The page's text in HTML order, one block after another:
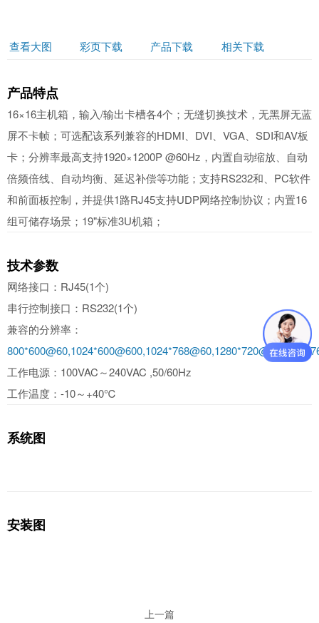
查看大图 彩页下载 产品下载 相关下载
产品特点
16×16主机箱，输入/输出卡槽各4个；无缝切换技术，无黑屏无蓝
屏不卡帧；可选配该系列兼容的HDMI、DVI、VGA、SDI和AV板
卡；分辨率最高支持1920×1200P @60Hz，内置自动缩放、自动
倍频倍线、自动均衡、延迟补偿等功能；支持RS232和、PC软件
和前面板控制，并提供1路RJ45支持UDP网络控制协议；内置16
组可储存场景；19"标准3U机箱；
技术参数
网络接口：RJ45(1个)
串行控制接口：RS232(1个)
兼容的分辨率：
工作电源：100VAC～240VAC ,50/60Hz
工作温度：-10～+40℃
系统图
安装图
上一篇